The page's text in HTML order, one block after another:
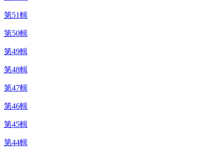
第51輯
第50輯
第49輯
第48輯
第47輯
第46輯
第45輯
第44輯